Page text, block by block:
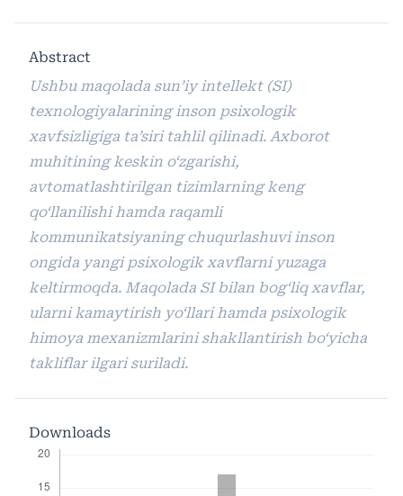
Abstract
Ushbu maqolada sun’iy intellekt (SI)
texnologiyalarining inson psixologik
xavfsizligiga ta’siri tahlil qilinadi. Axborot
muhitining keskin o‘zgarishi,
avtomatlashtirilgan tizimlarning keng
qo‘llanilishi hamda raqamli
kommunikatsiyaning chuqurlashuvi inson
ongida yangi psixologik xavflarni yuzaga
keltirmoqda. Maqolada SI bilan bog‘liq xavflar,
ularni kamaytirish yo‘llari hamda psixologik
himoya mexanizmlarini shakllantirish bo‘yicha
takliflar ilgari suriladi.
Downloads